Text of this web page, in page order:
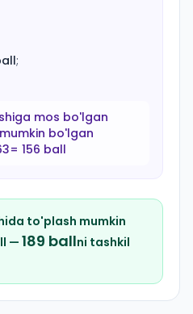
;
mos bo'lgan
bo'lgan
156 ball
to'plash mumkin
— 189 ballni tashkil